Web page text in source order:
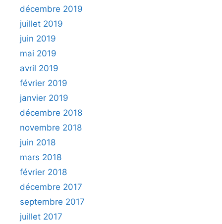
décembre 2019
juillet 2019
juin 2019
mai 2019
avril 2019
février 2019
janvier 2019
décembre 2018
novembre 2018
juin 2018
mars 2018
février 2018
décembre 2017
septembre 2017
juillet 2017